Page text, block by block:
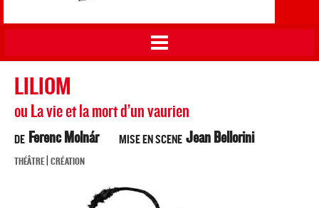
Vous êtes ici
LILIOM
ou La vie et la mort d’un vaurien
DE Ferenc Molnár MISE EN SCENE Jean Bellorini
THÉÂTRE|CRÉATION